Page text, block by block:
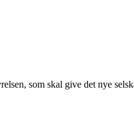
som skal give det nye